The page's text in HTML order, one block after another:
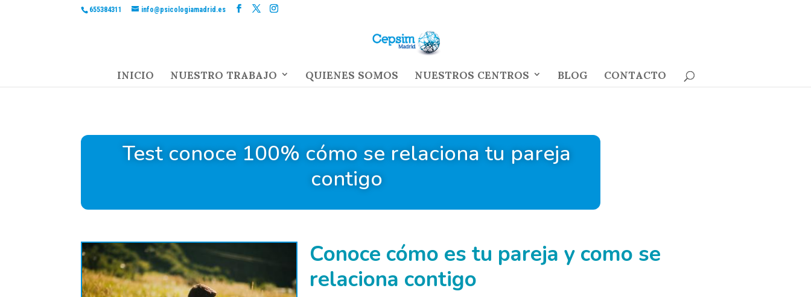
655384311 info@psicologiamadrid.es
INICIO NUESTRO TRABAJO QUIENES SOMOS NUESTROS CENTROS BLOG CONTACTO
Test conoce 100% cómo se relaciona tu pareja
contigo
Conoce cómo es tu pareja y como se
relaciona contigo